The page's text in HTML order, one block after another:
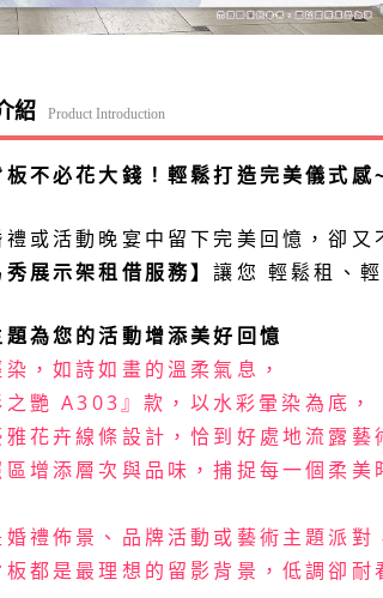
紹 Product Introduction
板不必花大錢！輕鬆打造完美儀式感
禮或活動晚宴中留下完美回憶，卻又
秀展示架租借服務】讓您 輕鬆租、
題為您的活動增添美好回憶
，如詩如畫的溫柔氣息，
之艷 A303』款，以水彩暈染為底，
花卉線條設計，恰到好處地流露藝
增添層次與品味，捕捉每一個柔美
禮佈景、品牌活動或藝術主題派對
都是最理想的留影背景，低調卻耐